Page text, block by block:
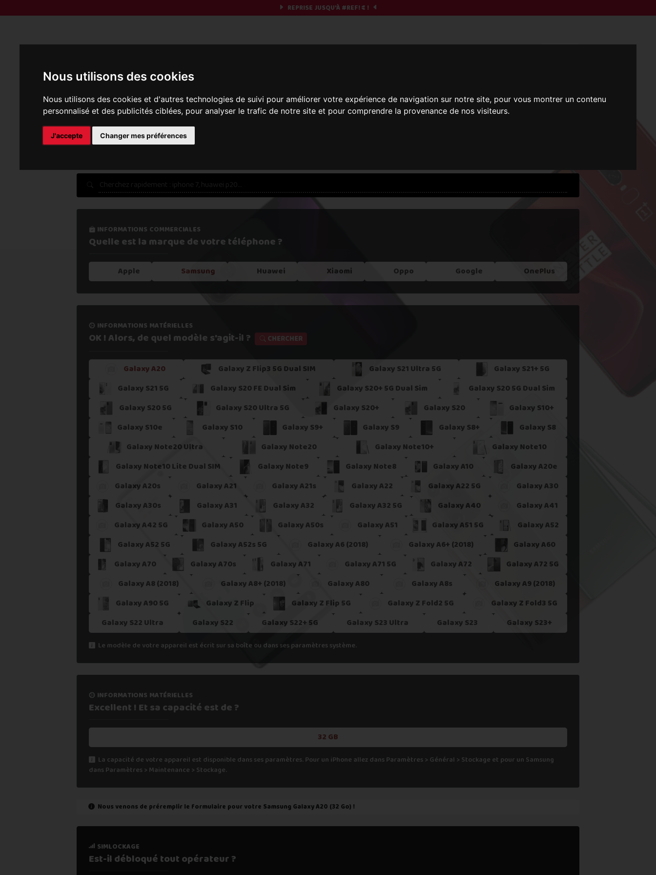
Nous utilisons des cookies
Nous utilisons des cookies et d'autres technologies de suivi pour améliorer votre expérience de navigation sur notre site, pour vous montrer un contenu
personnalisé et des publicités ciblées, pour analyser le trafic de notre site et pour comprendre la provenance de nos visiteurs.
J'accepte Changer mes préférences
REPRISE JUSQU'À #REF!€ !
Et si on commençait ?
Nous récupérons les meilleures offres... veuillez patienter, ça vaut le coup !
informations processus
Notre expertise,votre reprise !
1. Estimer mon appareil en 30s
2. Fournir mes informations
3. Déposer gratuitement mon colis dans un point relais
4. Attendre la validation de l'atelier
5. Recevoir mon paiement sous 24h
Si vous ne trouvez pas une offre correspondant aux spécifications de votre appareil, cela veut dire que nous ne le reprenons actuellement pas.
Vous pouvez éventuellement nous contacter.
informations commerciales
Quelle est la marque de votre téléphone ?
Apple Samsung Huawei Xiaomi Oppo Google OnePlus
informations matérielles
OK ! Alors, de quel modèle s'agit-il ?
CHERCHER
Galaxy A20 Galaxy Z Flip3 5G Dual SIM Galaxy S21 Ultra 5G
Galaxy S21+ 5G
Galaxy S21 5G
Galaxy S20 FE Dual Sim Galaxy S20+ 5G Dual Sim
Galaxy S20 5G Dual Sim
Galaxy S20 5G
Galaxy S20 Ultra 5G Galaxy S20+ Galaxy S20
Galaxy S10+
Galaxy S10e
Galaxy S10 Galaxy S9+ Galaxy S9 Galaxy S8+
Galaxy S8
Galaxy Note20 Ultra
Galaxy Note20 Galaxy Note10+
Galaxy Note10
Galaxy Note10 Lite Dual SIM
Galaxy Note9 Galaxy Note8 Galaxy A10
Galaxy A20e
Galaxy A20s
Galaxy A21 Galaxy A21s Galaxy A22 Galaxy A22 5G
Galaxy A30
Galaxy A30s
Galaxy A31 Galaxy A32 Galaxy A32 5G Galaxy A40
Galaxy A41
Galaxy A42 5G
Galaxy A50 Galaxy A50s Galaxy A51 Galaxy A51 5G
Galaxy A52
Galaxy A52 5G
Galaxy A52s 5G Galaxy A6 (2018) Galaxy A6+ (2018)
Galaxy A60
Galaxy A70
Galaxy A70s Galaxy A71 Galaxy A71 5G Galaxy A72
Galaxy A72 5G
Galaxy A8 (2018)
Galaxy A8+ (2018) Galaxy A80 Galaxy A8s
Galaxy A9 (2018)
Galaxy A90 5G
Galaxy Z Flip Galaxy Z Flip 5G Galaxy Z Fold2 5G
Galaxy Z Fold3 5G
Galaxy S22 Ultra
Galaxy S22 Galaxy S22+ 5G Galaxy S23 Ultra Galaxy S23 Galaxy S23+
Le modèle de votre appareil est écrit sur sa boîte ou dans ses paramètres système.
informations matérielles
Excellent ! Et sa capacitéest de ?
32 GB
La capacité de votre appareil est disponible dans ses paramètres. Pour un iPhone allez dans Paramètres > Général > Stockage et pour un Samsung
dans Paramètres > Maintenance > Stockage.
Nous venons de préremplir le formulaire pour votre Samsung Galaxy A20 (32 Go) !
simlockage
Est-il débloqué toutopérateur ?
état de marche
Est-il fonctionnel ?